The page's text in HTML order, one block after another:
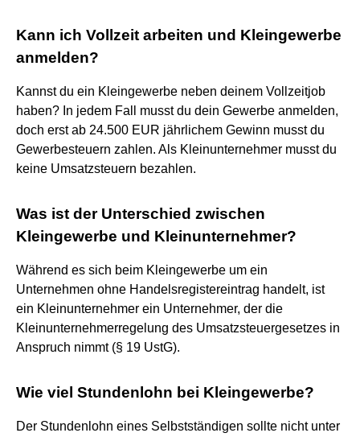
Kann ich Vollzeit arbeiten und Kleingewerbe
anmelden?
Kannst du ein Kleingewerbe neben deinem Vollzeitjob
haben? In jedem Fall musst du dein Gewerbe anmelden,
doch erst ab 24.500 EUR jährlichem Gewinn musst du
Gewerbesteuern zahlen. Als Kleinunternehmer musst du
keine Umsatzsteuern bezahlen.
Was ist der Unterschied zwischen
Kleingewerbe und Kleinunternehmer?
Während es sich beim Kleingewerbe um ein
Unternehmen ohne Handelsregistereintrag handelt, ist
ein Kleinunternehmer ein Unternehmer, der die
Kleinunternehmerregelung des Umsatzsteuergesetzes in
Anspruch nimmt (§ 19 UstG).
Wie viel Stundenlohn bei Kleingewerbe?
Der Stundenlohn eines Selbstständigen sollte nicht unter